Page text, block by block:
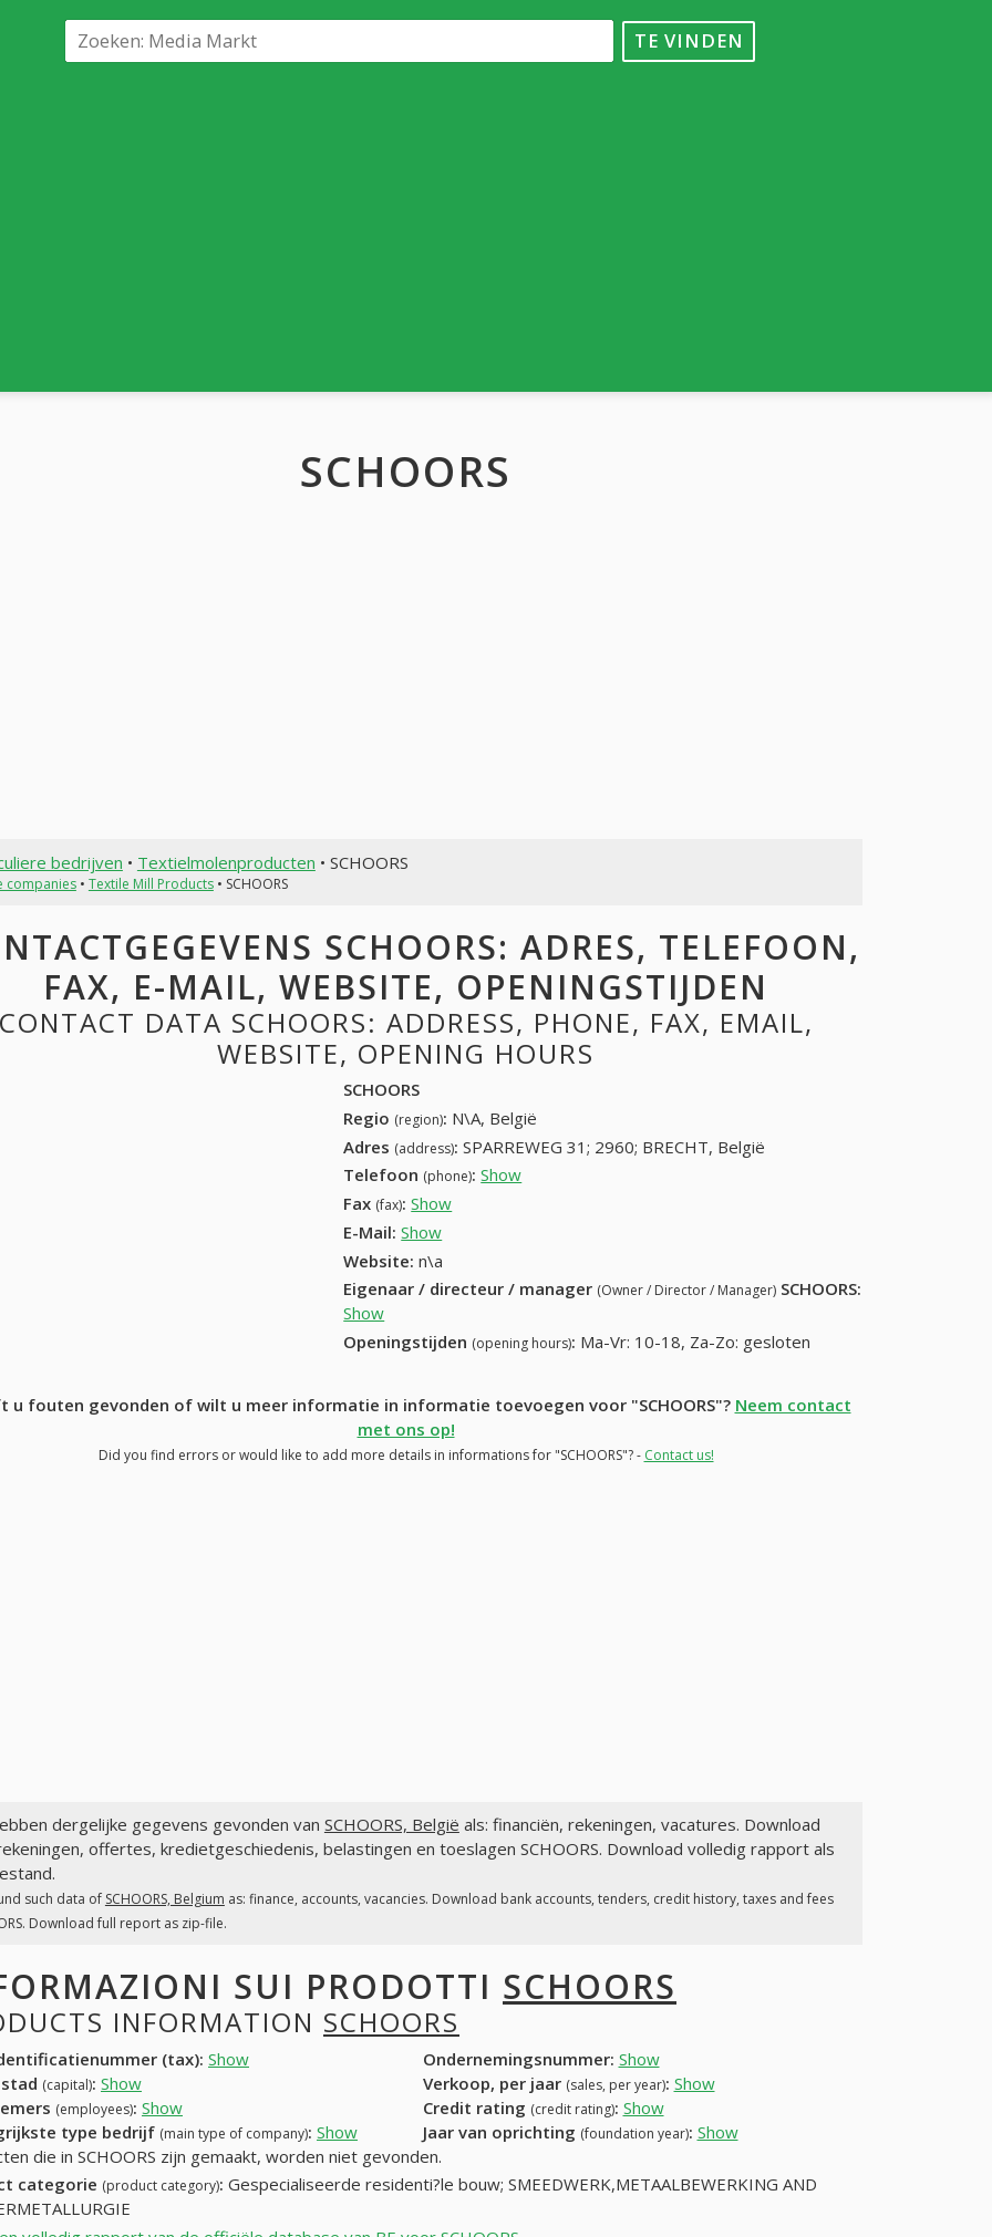
TE VINDEN
SCHOORS
bedrijven • Textielmolenproducten • SCHOORS
companies• Textile Mill Products• SCHOORS
SCHOORS: ADRES, TELEFOON,
FAX, E-MAIL, WEBSITE, OPENINGSTIJDEN
DATA SCHOORS: ADDRESS, PHONE, FAX, EMAIL,
WEBSITE, OPENING HOURS
SCHOORS
Regio (region): N\A, België
Adres (address): SPARREWEG 31; 2960; BRECHT, België
Telefoon (phone): Show
Fax (fax): Show
E-Mail: Show
Website: n\a
Eigenaar / directeur / manager (Owner / Director / Manager) SCHOORS:
Show
Openingstijden (opening hours): Ma-Vr: 10-18, Za-Zo: gesloten
u fouten gevonden of wilt u meer informatie in informatie toevoegen voor "SCHOORS"? Neem contact
met ons op!
Did you find errors or would like to add more details in informations for "SCHOORS"? - Contact us!
dergelijke gegevens gevonden van SCHOORS, België als: financiën, rekeningen, vacatures. Download
offertes, kredietgeschiedenis, belastingen en toeslagen SCHOORS. Download volledig rapport als
such data of SCHOORS, Belgium as: finance, accounts, vacancies. Download bank accounts, tenders, credit history, taxes and fees
Download full report as zip-file.
SUI PRODOTTI SCHOORS
INFORMATION SCHOORS
(tax): Show Ondernemingsnummer: Show
(capital): Show Verkoop, per jaar (sales, per year): Show
(employees): Show Credit rating (credit rating): Show
type bedrijf (main type of company): Show Jaar van oprichting (foundation year): Show
die in SCHOORS zijn gemaakt, worden niet gevonden.
categorie (product category): Gespecialiseerde residenti?le bouw; SMEEDWERK,METAALBEWERKING AND